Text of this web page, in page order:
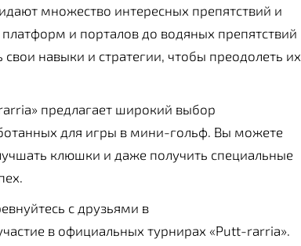
множество интересных препятствий и
и порталов до водяных препятствий
навыки и стратегии, чтобы преодолеть их
предлагает широкий выбор
для игры в мини-гольф. Вы можете
клюшки и даже получить специальные
с друзьями в
в официальных турнирах «Putt-rarria».